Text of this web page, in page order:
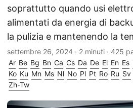
soprattutto quando usi
alimentati da energia di
la pulizia e mantenendo la
settembre 26, 2024 · 2 minuti · 425
Ar Be Bg Bn Ca Cs Da De El En Es
Ko Ku Mn Ms Nl No Pl Pt Ro Ru Sv
Zh-Tw